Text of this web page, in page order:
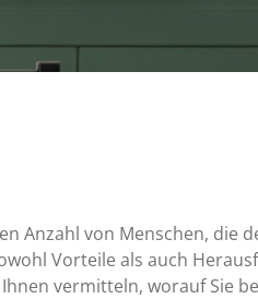
Anzahl von Menschen, die
Vorteile als auch
vermitteln, worauf Sie